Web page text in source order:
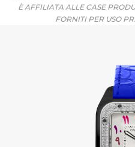
È AFFILIATA ALLE CASE
FORNITI PER USO